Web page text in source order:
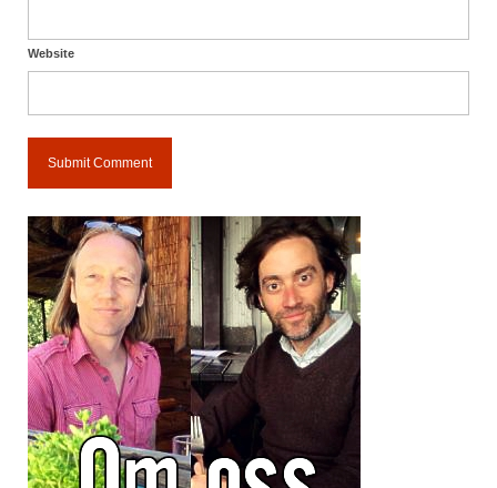
Website